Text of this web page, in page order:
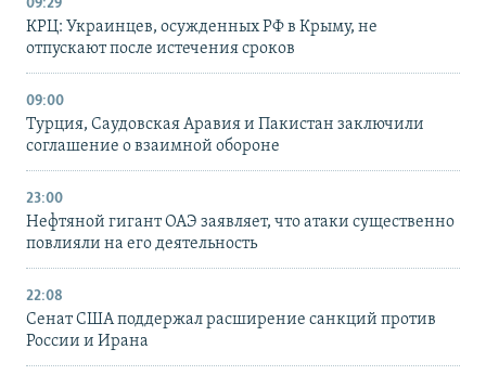
09:29
КРЦ: Украинцев, осужденных РФ в Крыму, не
отпускают после истечения сроков
09:00
Турция, Саудовская Аравия и Пакистан заключили
соглашение о взаимной обороне
23:00
Нефтяной гигант ОАЭ заявляет, что атаки существенно
повлияли на его деятельность
22:08
Сенат США поддержал расширение санкций против
России и Ирана